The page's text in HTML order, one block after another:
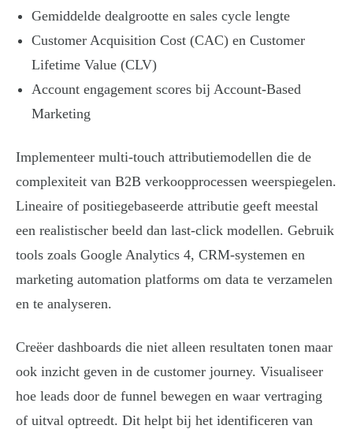
Gemiddelde dealgrootte en sales cycle lengte
Customer Acquisition Cost (CAC) en Customer
Lifetime Value (CLV)
Account engagement scores bij Account-Based
Marketing
Implementeer multi-touch attributiemodellen die de
complexiteit van B2B verkoopprocessen weerspiegelen.
Lineaire of positiegebaseerde attributie geeft meestal
een realistischer beeld dan last-click modellen. Gebruik
tools zoals Google Analytics 4, CRM-systemen en
marketing automation platforms om data te verzamelen
en te analyseren.
Creëer dashboards die niet alleen resultaten tonen maar
ook inzicht geven in de customer journey. Visualiseer
hoe leads door de funnel bewegen en waar vertraging
of uitval optreedt. Dit helpt bij het identificeren van